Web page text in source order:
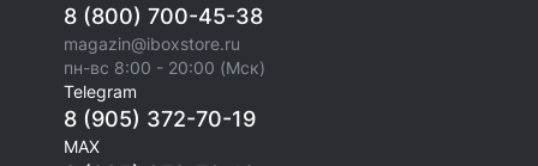
8 (800) 700-45-38
magazin@iboxstore.ru
пн-вс 8:00 - 20:00 (Мск)
Telegram
8 (905) 372-70-19
MAX